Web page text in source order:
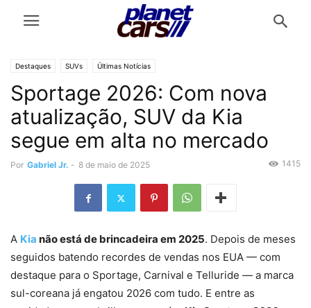
Destaques SUVs Últimas Notícias
Sportage 2026: Com nova
atualização, SUV da Kia
segue em alta no mercado
Por Gabriel Jr. - 8 de maio de 2025 1415
A Kia não está de brincadeira em 2025. Depois de meses
seguidos batendo recordes de vendas nos EUA — com
destaque para o Sportage, Carnival e Telluride — a marca
sul-coreana já engatou 2026 com tudo. E entre as